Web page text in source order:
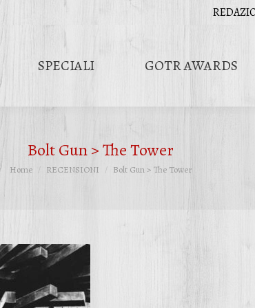
SPECIALI GOTR AWARDS
Bolt Gun > The Tower
Tu sei qui:
Home RECENSIONI Bolt Gun > The Tower